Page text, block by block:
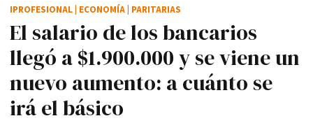
El salario de los bancarios
llegó a $1.900.000 y se viene un
nuevo aumento: a cuánto se
irá el básico
IPROFESIONAL ECONOMÍA PARITARIAS